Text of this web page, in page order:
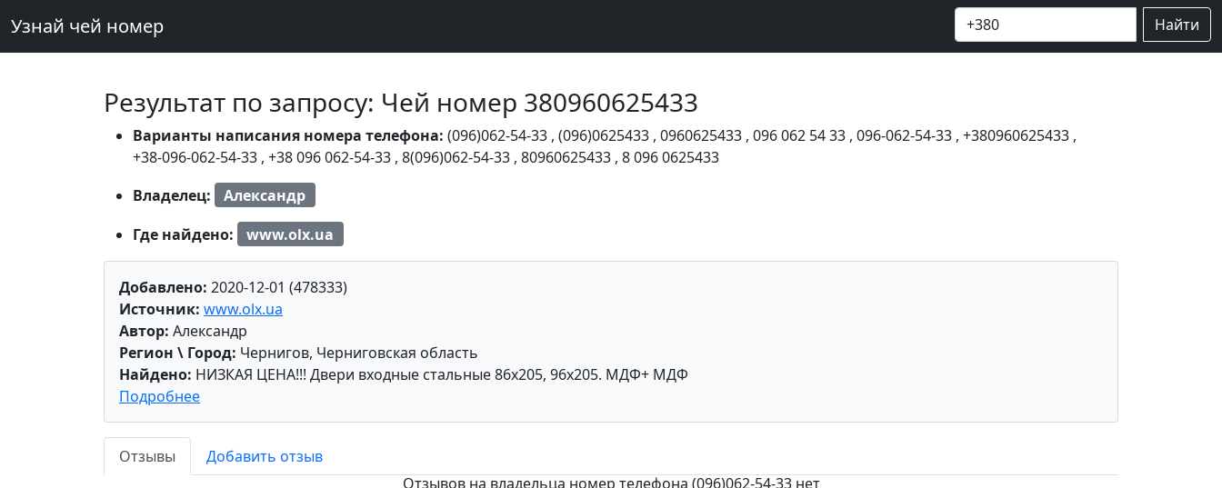
Узнай чей номер Найти
Результат по запросу: Чей номер 380960625433
Варианты написания номера телефона: (096)062-54-33 , (096)0625433 , 0960625433 , 096 062 54 33 , 096-062-54-33 , +380960625433 ,
+38-096-062-54-33 , +38 096 062-54-33 , 8(096)062-54-33 , 80960625433 , 8 096 0625433
Владелец:
Александр
Где найдено:
www.olx.ua
Добавлено: 2020-12-01 (478333)
Источник: www.olx.ua
Автор: Александр
Регион \ Город: Чернигов, Черниговская область
Найдено: НИЗКАЯ ЦЕНА!!! Двери входные стальные 86x205, 96х205. МДФ+ МДФ
Подробнее
Отзывы
Добавить отзыв
Отзывов на владельца номер телефона (096)062-54-33 нет